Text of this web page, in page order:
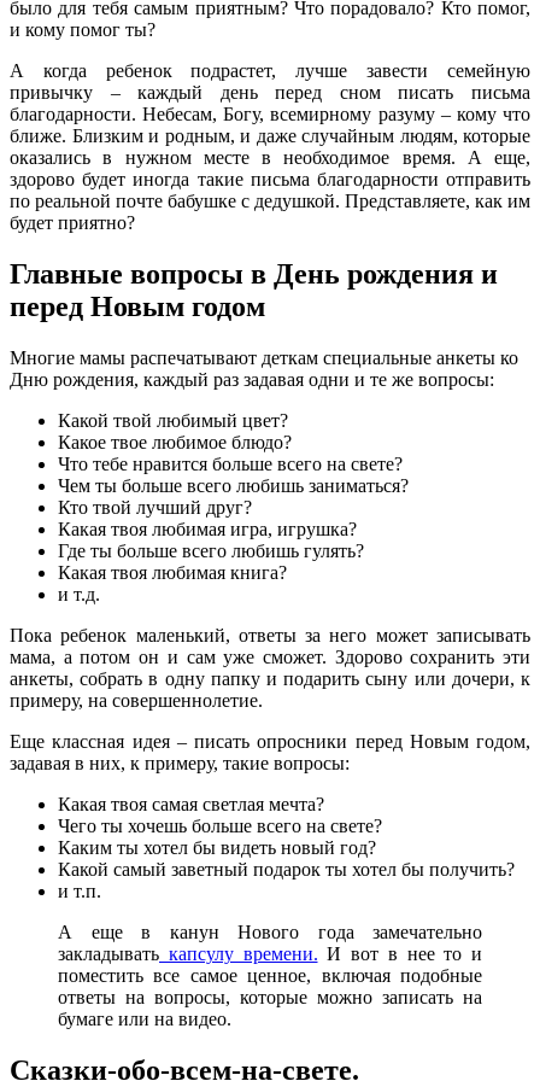
было для тебя самым приятным? Что порадовало? Кто помог,
и кому помог ты?
А когда ребенок подрастет, лучше завести семейную
привычку – каждый день перед сном писать письма
благодарности. Небесам, Богу, всемирному разуму – кому что
ближе. Близким и родным, и даже случайным людям, которые
оказались в нужном месте в необходимое время. А еще,
здорово будет иногда такие письма благодарности отправить
по реальной почте бабушке с дедушкой. Представляете, как им
будет приятно?
Главные вопросы в День рождения и
перед Новым годом
Многие мамы распечатывают деткам специальные анкеты ко
Дню рождения, каждый раз задавая одни и те же вопросы:
Какой твой любимый цвет?
Какое твое любимое блюдо?
Что тебе нравится больше всего на свете?
Чем ты больше всего любишь заниматься?
Кто твой лучший друг?
Какая твоя любимая игра, игрушка?
Где ты больше всего любишь гулять?
Какая твоя любимая книга?
и т.д.
Пока ребенок маленький, ответы за него может записывать
мама, а потом он и сам уже сможет. Здорово сохранить эти
анкеты, собрать в одну папку и подарить сыну или дочери, к
примеру, на совершеннолетие.
Еще классная идея – писать опросники перед Новым годом,
задавая в них, к примеру, такие вопросы:
Какая твоя самая светлая мечта?
Чего ты хочешь больше всего на свете?
Каким ты хотел бы видеть новый год?
Какой самый заветный подарок ты хотел бы получить?
и т.п.
А еще в канун Нового года замечательно
закладывать капсулу времени. И вот в нее то и
поместить все самое ценное, включая подобные
ответы на вопросы, которые можно записать на
бумаге или на видео.
Сказки-обо-всем-на-свете.